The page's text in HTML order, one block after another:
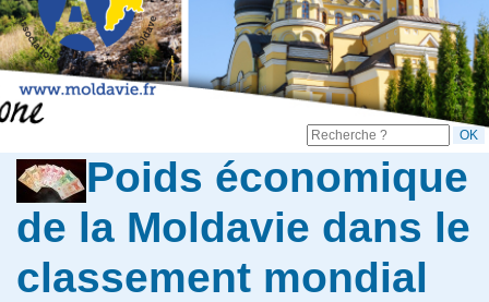
Poids économique
de la Moldavie dans le
classement mondial